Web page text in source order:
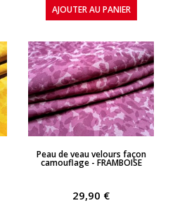
AJOUTER AU PANIER
APERÇU RAPIDE
Peau de veau velours façon
camouflage - FRAMBOISE
29,90 €